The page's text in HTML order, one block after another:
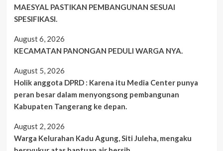
MAESYAL PASTIKAN PEMBANGUNAN SESUAI
SPESIFIKASI.
August 6, 2026
KECAMATAN PANONGAN PEDULI WARGA NYA.
August 5, 2026
Holik anggota DPRD : Karena itu Media Center punya
peran besar dalam menyongsong pembangunan
Kabupaten Tangerang ke depan.
August 2, 2026
Warga Kelurahan Kadu Agung, Siti Juleha, mengaku